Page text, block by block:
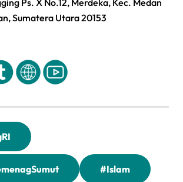
Sumatera Utara 20153
#Islam